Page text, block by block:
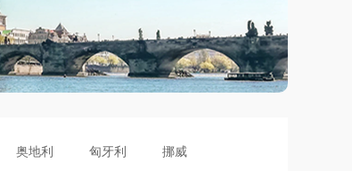
奥地利 匈牙利 挪威